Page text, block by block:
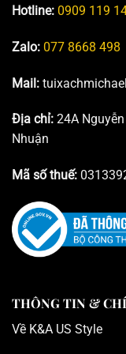
Hotline: 0909 119
Zalo: 077 8668 498
Mail:
Địa chỉ: 24A
Nhuận
Mã số thuế:
THÔNG TIN &
Về K&A US Style